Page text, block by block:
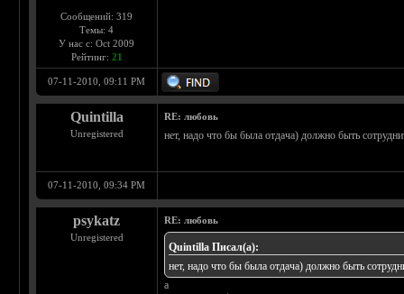
Сообщений: 319
Темы: 4
У нас с: Oct 2009
Рейтинг: 21
07-11-2010, 09:11 PM
Quintilla
Unregistered
RE: любовь
нет, надо что бы была отдача) должно быть
07-11-2010, 09:34 PM
psykatz
Unregistered
RE: любовь
Quintilla Писал(а):
нет, надо что бы была отдача) должно быть
а